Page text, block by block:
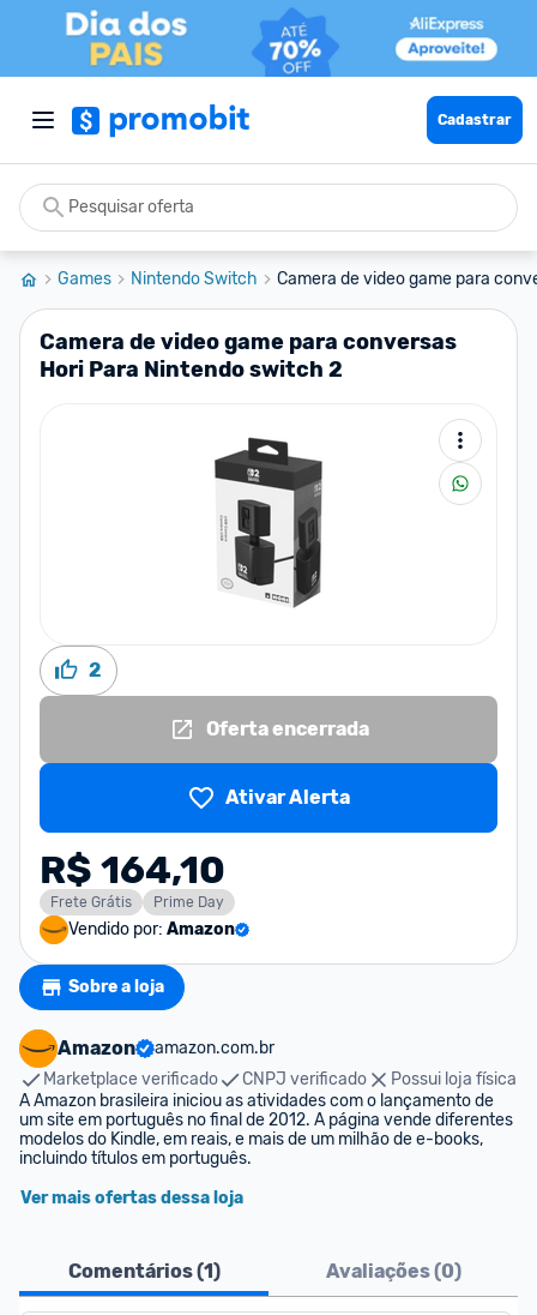
Cadastrar
Games Nintendo Switch Camera de video game para
Camera de video game para conversas
Hori Para Nintendo switch 2
2
Oferta encerrada
Ativar Alerta
R$ 164,10
Frete Grátis Prime Day
Vendido por: Amazon
Sobre a loja
Amazon
amazon.com.br
Marketplace verificado
CNPJ verificado
Possui loja física
A Amazon brasileira iniciou as atividades com o lançamento de
um site em português no final de 2012. A página vende diferentes
modelos do Kindle, em reais, e mais de um milhão de e-books,
incluindo títulos em português.
Ver mais ofertas dessa loja
Comentários (1) Avaliações (0)